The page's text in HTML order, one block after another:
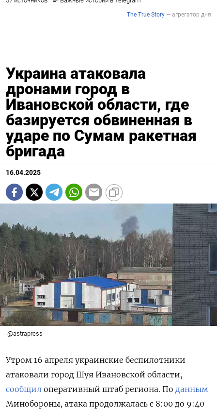
Украина атаковала
дронами город в
Ивановской области, где
базируется обвиненная в
ударе по Сумам ракетная
бригада
16.04.2025
@astrapress
Утром 16 апреля украинские беспилотники
атаковали город Шуя Ивановской области,
сообщил оперативный штаб региона. По данным
Минобороны, атака продолжалась с 8:00 до 9:40